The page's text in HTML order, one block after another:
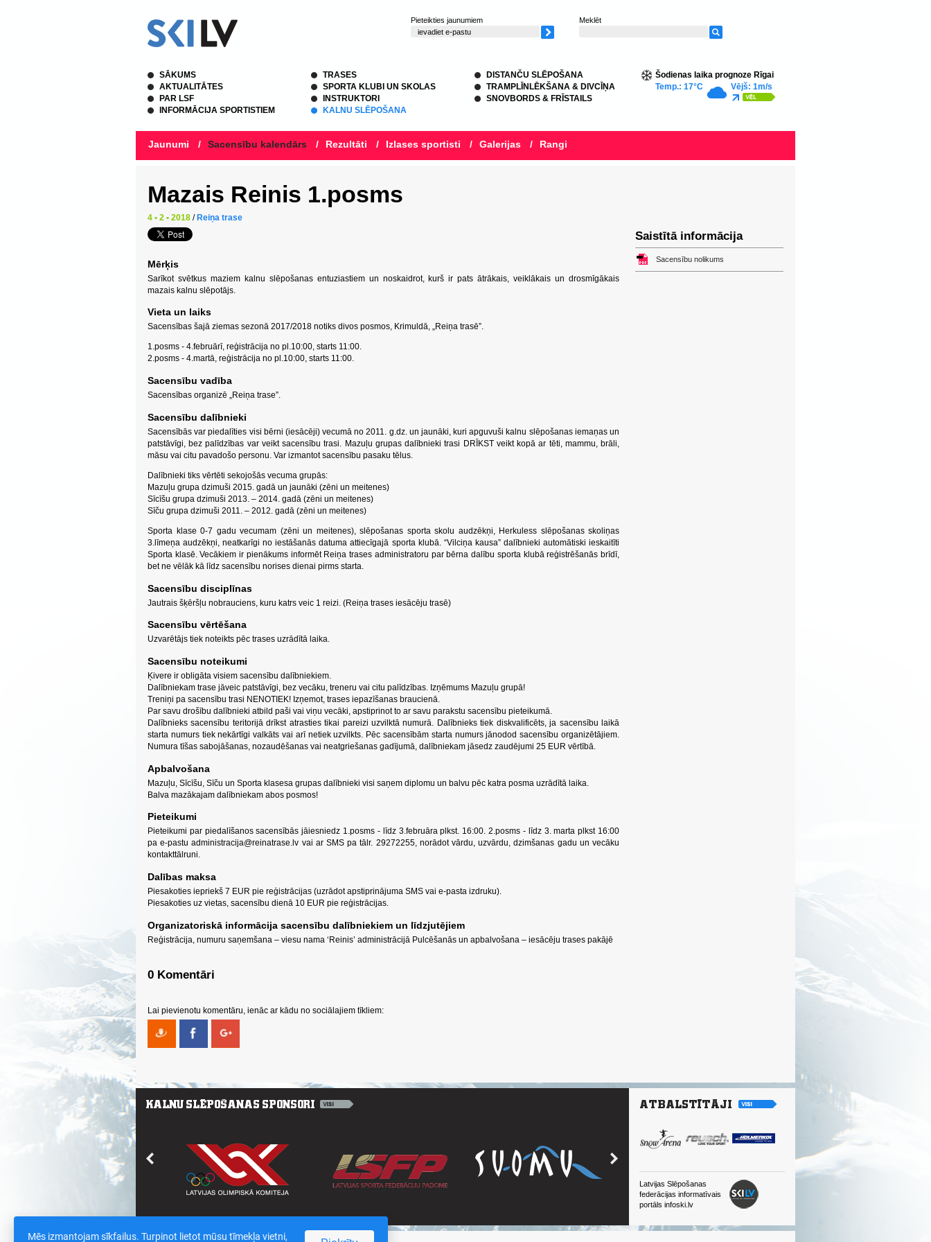
Pieteikties jaunumiem Meklēt
SĀKUMS
AKTUALITĀTES
PAR LSF
INFORMĀCIJA SPORTISTIEM
TRASES
SPORTA KLUBI UN SKOLAS
INSTRUKTORI
KALNU SLĒPOŠANA
DISTANČU SLĒPOŠANA
TRAMPLĪNLĒKŠANA & DIVCĪŅA
SNOVBORDS & FRĪSTAILS
Šodienas laika prognoze Rīgai
Temp.: 17°C
Vējš: 1m/s
Jaunumi / Sacensību kalendārs / Rezultāti / Izlases sportisti / Galerijas / Rangi
Mazais Reinis 1.posms
4 • 2 • 2018 / Reiņa trase
Mērķis
Sarīkot svētkus maziem kalnu slēpošanas entuziastiem un noskaidrot, kurš ir pats ātrākais, veiklākais un drosmīgākais
mazais kalnu slēpotājs.
Vieta un laiks
Sacensības šajā ziemas sezonā 2017/2018 notiks divos posmos, Krimuldā, „Reiņa trasē”.
1.posms - 4.februārī, reģistrācija no pl.10:00, starts 11:00.
2.posms - 4.martā, reģistrācija no pl.10:00, starts 11:00.
Sacensību vadība
Sacensības organizē „Reiņa trase”.
Sacensību dalībnieki
Sacensībās var piedalīties visi bērni (iesācēji) vecumā no 2011. g.dz. un jaunāki, kuri apguvuši kalnu slēpošanas iemaņas un
patstāvīgi, bez palīdzības var veikt sacensību trasi. Mazuļu grupas dalībnieki trasi DRĪKST veikt kopā ar tēti, mammu, brāli,
māsu vai citu pavadošo personu. Var izmantot sacensību pasaku tēlus.
Dalībnieki tiks vērtēti sekojošās vecuma grupās:
Mazuļu grupa dzimuši 2015. gadā un jaunāki (zēni un meitenes)
Sīcīšu grupa dzimuši 2013. – 2014. gadā (zēni un meitenes)
Sīču grupa dzimuši 2011. – 2012. gadā (zēni un meitenes)
Sporta klase 0-7 gadu vecumam (zēni un meitenes), slēpošanas sporta skolu audzēkņi, Herkuless slēpošanas skoliņas
3.līmeņa audzēkņi, neatkarīgi no iestāšanās datuma attiecīgajā sporta klubā. “Vilciņa kausa” dalībnieki automātiski ieskaitīti
Sporta klasē. Vecākiem ir pienākums informēt Reiņa trases administratoru par bērna dalību sporta klubā reģistrēšanās brīdī,
bet ne vēlāk kā līdz sacensību norises dienai pirms starta.
Sacensību disciplīnas
Jautrais šķēršļu nobrauciens, kuru katrs veic 1 reizi. (Reiņa trases iesācēju trasē)
Sacensību vērtēšana
Uzvarētājs tiek noteikts pēc trases uzrādītā laika.
Sacensību noteikumi
Ķivere ir obligāta visiem sacensību dalībniekiem.
Dalībniekam trase jāveic patstāvīgi, bez vecāku, treneru vai citu palīdzības. Izņēmums Mazuļu grupā!
Treniņi pa sacensību trasi NENOTIEK! Izņemot, trases iepazīšanas braucienā.
Par savu drošību dalībnieki atbild paši vai viņu vecāki, apstiprinot to ar savu parakstu sacensību pieteikumā.
Dalībnieks sacensību teritorijā drīkst atrasties tikai pareizi uzvilktā numurā. Dalībnieks tiek diskvalificēts, ja sacensību laikā
starta numurs tiek nekārtīgi valkāts vai arī netiek uzvilkts. Pēc sacensībām starta numurs jānodod sacensību organizētājiem.
Numura tīšas sabojāšanas, nozaudēšanas vai neatgriešanas gadījumā, dalībniekam jāsedz zaudējumi 25 EUR vērtībā.
Apbalvošana
Mazuļu, Sīcīšu, Sīču un Sporta klasesa grupas dalībnieki visi saņem diplomu un balvu pēc katra posma uzrādītā laika.
Balva mazākajam dalībniekam abos posmos!
Pieteikumi
Pieteikumi par piedalīšanos sacensībās jāiesniedz 1.posms - līdz 3.februāra plkst. 16:00. 2.posms - līdz 3. marta plkst 16:00
pa e-pastuadministracija@reinatrase.lv vai ar SMS pa tālr. 29272255, norādot vārdu, uzvārdu, dzimšanas gadu un vecāku
kontakttālruni.
Dalības maksa
Piesakoties iepriekš 7 EUR pie reģistrācijas (uzrādot apstiprinājuma SMS vai e-pasta izdruku).
Piesakoties uz vietas, sacensību dienā 10 EUR pie reģistrācijas.
Organizatoriskā informācija sacensību dalībniekiem un līdzjutējiem
Reģistrācija, numuru saņemšana – viesu nama ‘Reinis’ administrācijā Pulcēšanās un apbalvošana – iesācēju trases pakājē
0 Komentāri
Lai pievienotu komentāru, ienāc ar kādu no sociālajiem tīkliem:
Saistītā informācija
Sacensību nolikums
Latvijas Slēpošanas
federācijas informatīvais
portāls infoski.lv
Mēs izmantojam sīkfailus. Turpinot lietot mūsu tīmekļa vietni,